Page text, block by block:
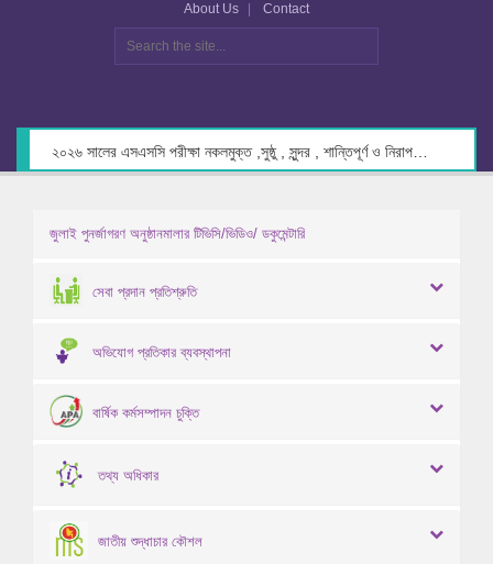
About Us Contact
জুলাই পুনর্জাগরণ অনুষ্ঠানমালার টিভিসি/ভিডিও/ ডকুমেন্টারি
সেবা প্রদান প্রতিশ্রুতি
অভিযোগ প্রতিকার ব্যবস্থাপনা
বার্ষিক কর্মসম্পাদন চুক্তি
তথ্য অধিকার
জাতীয় শুদ্ধাচার কৌশল